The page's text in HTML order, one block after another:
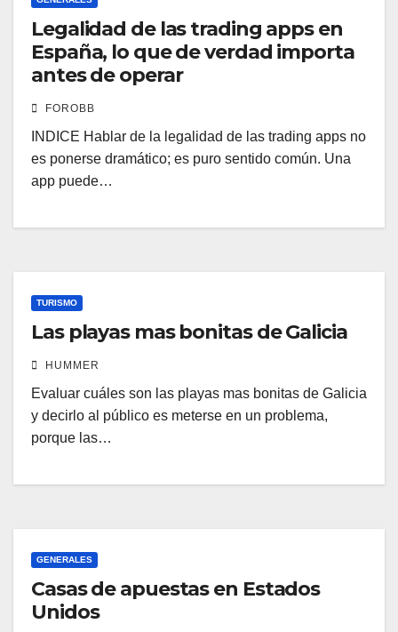
Legalidad de las trading apps en
España, lo que de verdad importa
antes de operar
FOROBB
INDICE Hablar de la legalidad de las trading apps no
es ponerse dramático; es puro sentido común. Una
app puede…
TURISMO
Las playas mas bonitas de Galicia
HUMMER
Evaluar cuáles son las playas mas bonitas de Galicia
y decirlo al público es meterse en un problema,
porque las…
GENERALES
Casas de apuestas en Estados
Unidos